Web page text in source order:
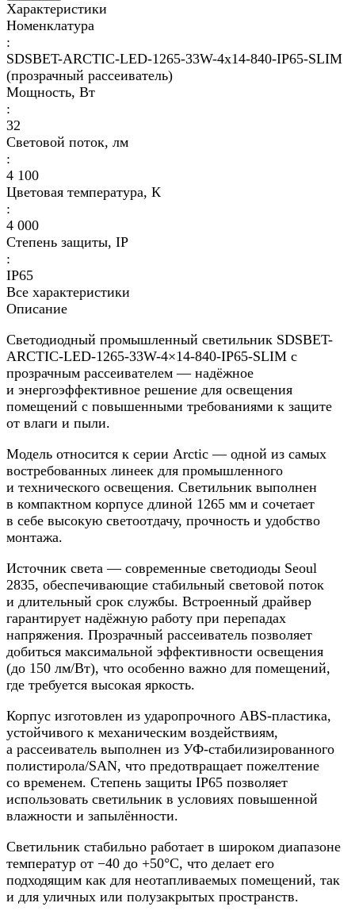
Характеристики
Номенклатура
:
SDSBET-ARCTIC-LED-1265-33W-4x14-840-IP65-SLIM
(прозрачный рассеиватель)
Мощность, Вт
:
32
Световой поток, лм
:
4 100
Цветовая температура, К
:
4 000
Степень защиты, IP
:
IP65
Все характеристики
Описание
Светодиодный промышленный светильник SDSBET-
ARCTIC-LED-1265-33W-4×14-840-IP65-SLIM с
прозрачным рассеивателем — надёжное
и энергоэффективное решение для освещения
помещений с повышенными требованиями к защите
от влаги и пыли.
Модель относится к серии Arctic — одной из самых
востребованных линеек для промышленного
и технического освещения. Светильник выполнен
в компактном корпусе длиной 1265 мм и сочетает
в себе высокую светоотдачу, прочность и удобство
монтажа.
Источник света — современные светодиоды Seoul
2835, обеспечивающие стабильный световой поток
и длительный срок службы. Встроенный драйвер
гарантирует надёжную работу при перепадах
напряжения. Прозрачный рассеиватель позволяет
добиться максимальной эффективности освещения
(до 150 лм/Вт), что особенно важно для помещений,
где требуется высокая яркость.
Корпус изготовлен из ударопрочного ABS-пластика,
устойчивого к механическим воздействиям,
а рассеиватель выполнен из УФ-стабилизированного
полистирола/SAN, что предотвращает пожелтение
со временем. Степень защиты IP65 позволяет
использовать светильник в условиях повышенной
влажности и запылённости.
Светильник стабильно работает в широком диапазоне
температур от −40 до +50°C, что делает его
подходящим как для неотапливаемых помещений, так
и для уличных или полузакрытых пространств.